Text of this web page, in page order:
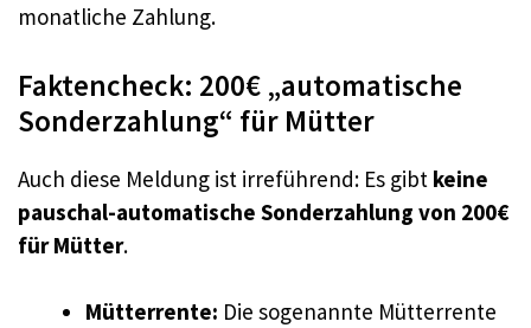
monatliche Zahlung.
Faktencheck: 200€ „automatische
Sonderzahlung“ für Mütter
Auch diese Meldung ist irreführend: Es gibt keine
pauschal-automatische Sonderzahlung von 200€
für Mütter.
Mütterrente: Die sogenannte Mütterrente